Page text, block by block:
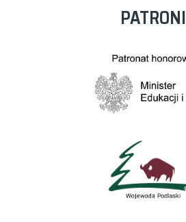
PATRONI